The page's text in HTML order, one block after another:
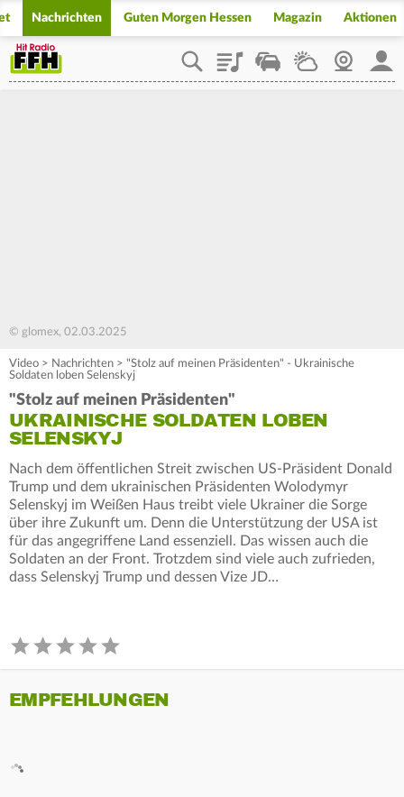
Nachrichten Guten Morgen Hessen Magazin Aktionen
PlaylistStaupilotWetterWebcam
© glomex, 02.03.2025
Video > Nachrichten > "Stolz auf meinen Präsidenten" - Ukrainische
Soldaten loben Selenskyj
"Stolz auf meinen Präsidenten"
UKRAINISCHE SOLDATEN LOBEN
SELENSKYJ
Nach dem öffentlichen Streit zwischen US-Präsident Donald
Trump und dem ukrainischen Präsidenten Wolodymyr
Selenskyj im Weißen Haus treibt viele Ukrainer die Sorge
über ihre Zukunft um. Denn die Unterstützung der USA ist
für das angegriffene Land essenziell. Das wissen auch die
Soldaten an der Front. Trotzdem sind viele auch zufrieden,
dass Selenskyj Trump und dessen Vize JD…
EMPFEHLUNGEN